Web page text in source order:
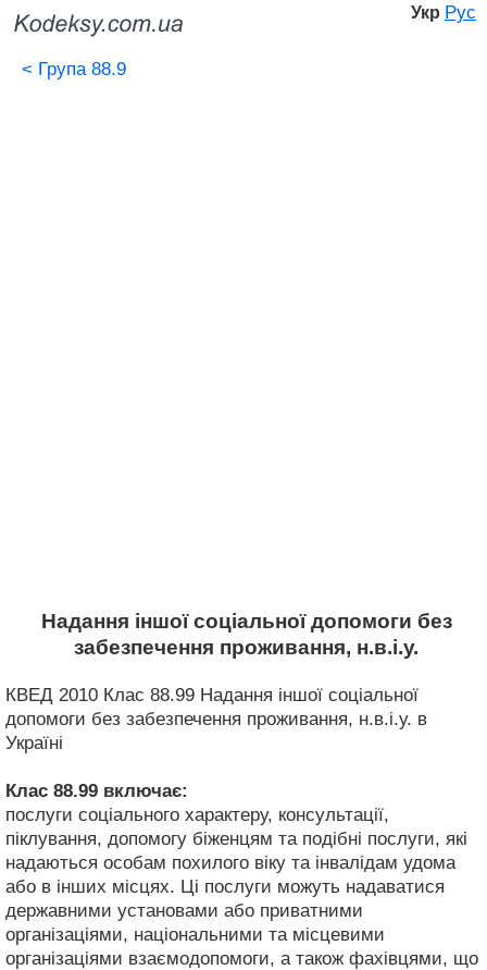
Укр Рус
< Група 88.9
Надання іншої соціальної допомоги без
забезпечення проживання, н.в.і.у.
КВЕД 2010 Клас 88.99 Надання іншої соціальної
допомоги без забезпечення проживання, н.в.і.у. в
Україні
Клас 88.99 включає:
послуги соціального характеру, консультації,
піклування, допомогу біженцям та подібні послуги, які
надаються особам похилого віку та інвалідам удома
або в інших місцях. Ці послуги можуть надаватися
державними установами або приватними
організаціями, національними та місцевими
організаціями взаємодопомоги, а також фахівцями, що